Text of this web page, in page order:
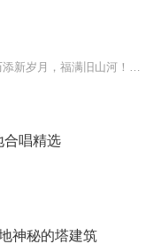
合唱精选
神秘的塔建筑